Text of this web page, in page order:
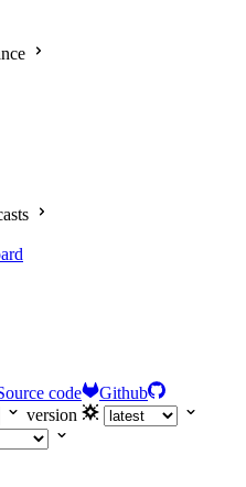
code
Github
version